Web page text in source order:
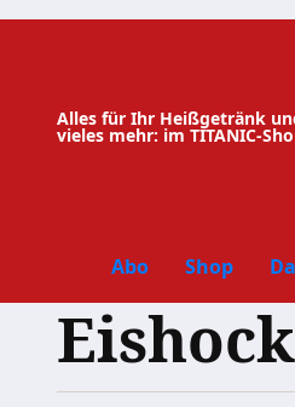
Zum
Alles für Ihr Heißgetränk
vieles mehr: im TITANIC-
Abo Shop